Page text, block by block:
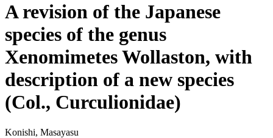
A revision of the Japanese
species of the genus
Xenomimetes Wollaston, with
description of a new species
(Col., Curculionidae)
Konishi, Masayasu